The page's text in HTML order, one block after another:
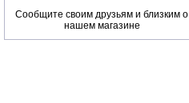
Сообщите своим друзьям и близким о
нашем магазине